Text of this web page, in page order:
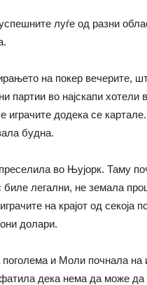
луѓе од разни
на покер вечерите,
партии во најскапи
играчите додека се
будна.
во Њујорк. Таму
легални, не земала
на крајот од секоја
долари.
и Моли почнала
дека нема да може да